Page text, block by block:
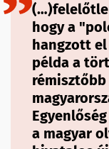
hogy a
hangzott
példa a
a magyar